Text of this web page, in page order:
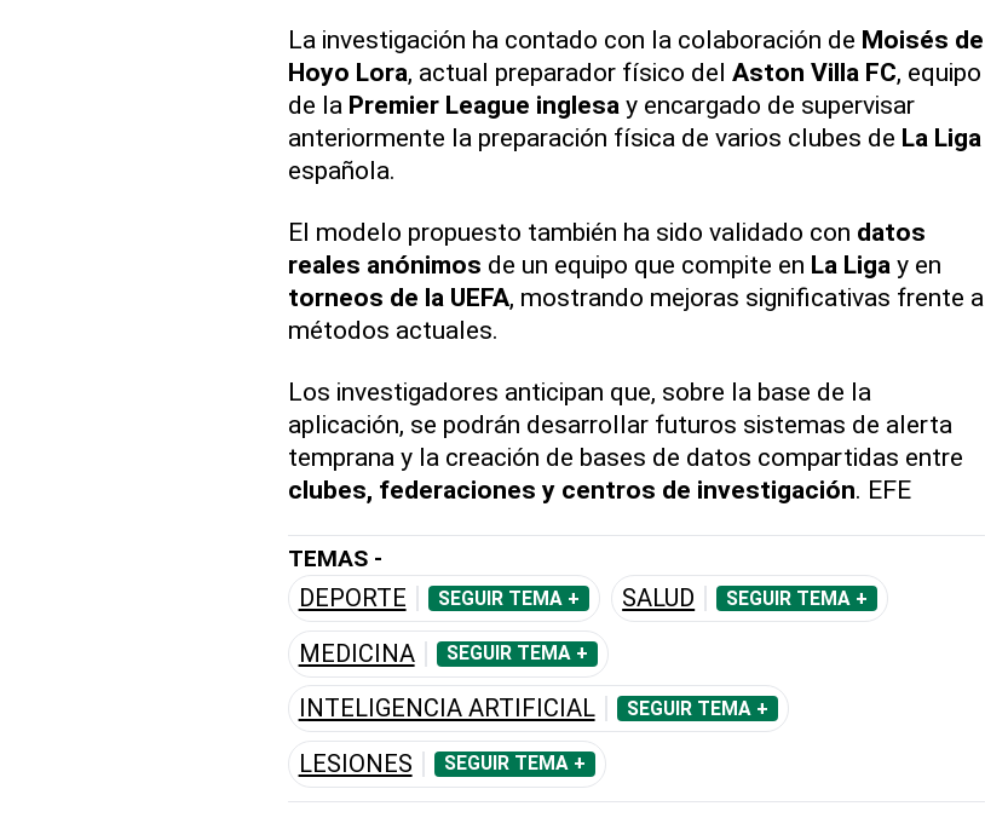
La investigación ha contado con la colaboración de Moisés de
Hoyo Lora, actual preparador físico del Aston Villa FC, equipo
de la Premier League inglesay encargado de supervisar
anteriormente la preparación física de varios clubes de La Liga
española.
El modelo propuesto también ha sido validado con datos
reales anónimos de un equipo que compite en La Ligay en
torneos de la UEFA, mostrando mejoras significativas frente a
métodos actuales.
Los investigadores anticipan que, sobre la base de la
aplicación, se podrán desarrollar futuros sistemas de alerta
temprana y la creación de bases de datos compartidas entre
clubes, federaciones y centros de investigación. EFE
TEMAS -
DEPORTE SEGUIR TEMA + SALUD SEGUIR TEMA +
MEDICINA SEGUIR TEMA +
INTELIGENCIA ARTIFICIAL SEGUIR TEMA +
LESIONES SEGUIR TEMA +